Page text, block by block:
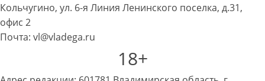
Кольчугино, ул. 6-я Линия Ленинского поселка, д.31,
офис 2
Почта: vl@vladega.ru
18+